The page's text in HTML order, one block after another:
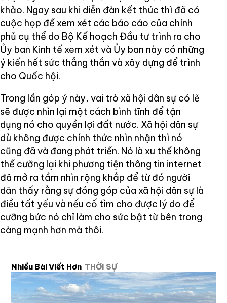
khảo. Ngay sau khi diễn đàn kết thúc thì đã có
cuộc họp để xem xét các báo cáo của chính
phủ cụ thể do Bộ Kế hoạch Đầu tư trình ra cho
Ủy ban Kinh tế xem xét và Ủy ban này có những
ý kiến hết sức thẳng thắn và xây dựng để trình
cho Quốc hội.
Trong lần góp ý này, vai trò xã hội dân sự có lẽ
sẽ được nhìn lại một cách bình tĩnh để tận
dụng nó cho quyền lợi đất nước. Xã hội dân sự
dù không được chính thức nhìn nhận thì nó
cũng đã và đang phát triển. Nó là xu thế không
thể cưỡng lại khi phương tiện thông tin internet
đã mở ra tầm nhìn rộng khắp để từ đó người
dân thấy rằng sự đóng góp của xã hội dân sự là
điều tất yếu và nếu cố tìm cho được lý do để
cưỡng bức nó chỉ làm cho sức bật từ bên trong
càng mạnh hơn mà thôi.
Nhiều Bài Viết Hơn THỜI SỰ